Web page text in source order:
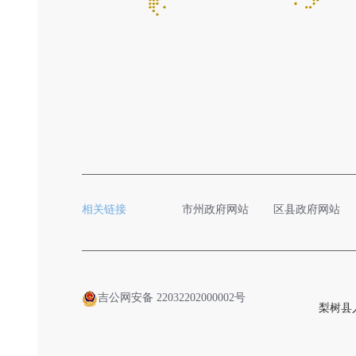
相关链接 市州政府网站 区县政府网站
吉公网安备 22032202000002号
梨树县